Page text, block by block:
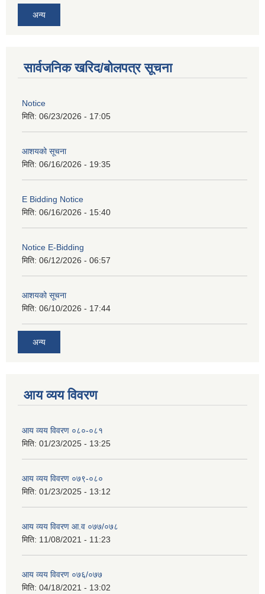
अन्य
सार्वजनिक खरिद/बोलपत्र सूचना
Notice
मिति: 06/23/2026 - 17:05
आशयको सूचना
मिति: 06/16/2026 - 19:35
E Bidding Notice
मिति: 06/16/2026 - 15:40
Notice E-Bidding
मिति: 06/12/2026 - 06:57
आशयको सूचना
मिति: 06/10/2026 - 17:44
अन्य
आय व्यय विवरण
आय व्यय विवरण ०८०-०८१
मिति: 01/23/2025 - 13:25
आय व्यय विवरण ०७९-०८०
मिति: 01/23/2025 - 13:12
आय व्यय विवरण आ.व ०७७/०७८
मिति: 11/08/2021 - 11:23
आय व्यय विवरण ०७६/०७७
मिति: 04/18/2021 - 13:02